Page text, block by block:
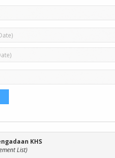
KHS
List)